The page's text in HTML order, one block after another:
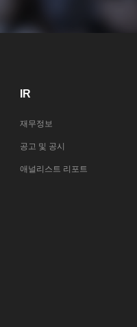
IR
재무정보
공고 및 공시
애널리스트 리포트